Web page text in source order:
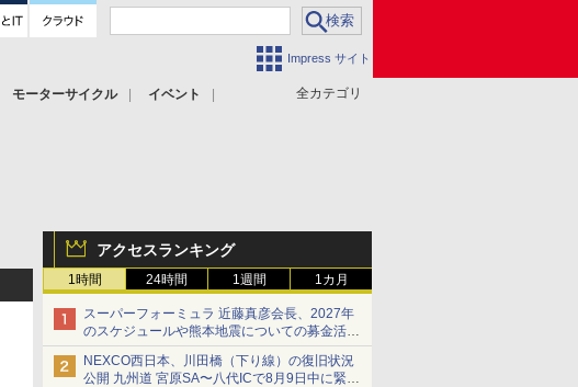
Impress サイト
全カテゴリ
モーターサイクル
イベント
アクセスランキング
1時間 24時間 1週間 1カ月
スーパーフォーミュラ 近藤真彦会長、2027年
のスケジュールや熊本地震についての募金活動
を紹介
NEXCO西日本、川田橋（下り線）の復旧状況
公開 九州道 宮原SA〜八代ICで8月9日中に緊急